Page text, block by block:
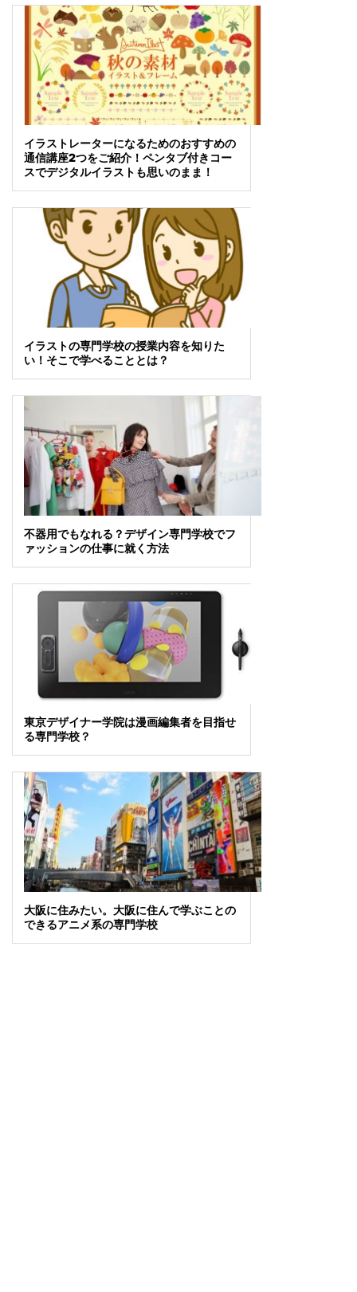
イラストレーターになるためのおすすめの
通信講座2つをご紹介！ペンタブ付きコー
スでデジタルイラストも思いのまま！
イラストの専門学校の授業内容を知りた
い！そこで学べることとは？
不器用でもなれる？デザイン専門学校でフ
ァッションの仕事に就く方法
東京デザイナー学院は漫画編集者を目指せ
る専門学校？
大阪に住みたい。大阪に住んで学ぶことの
できるアニメ系の専門学校